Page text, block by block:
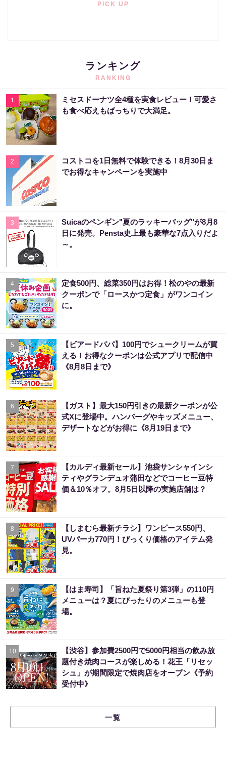
PICK UP
ランキング
RANKING
1
ミセスドーナツ全4種を実食レビュー！可愛さ
も食べ応えもばっちりで大満足。
2
コストコを1日無料で体験できる！8月30日ま
でお得なキャンペーンを実施中
3
Suicaのペンギン"夏のラッキーバッグ"が8月8
日に発売。Pensta史上最も豪華な7点入りだよ
～。
4
定食500円、総菜350円はお得！松のやの最新
クーポンで「ロースかつ定食」がワンコイン
に。
5
【ビアードパパ】100円でシュークリームが買
える！お得なクーポンは公式アプリで配信中
《8月8日まで》
6
【ガスト】最大150円引きの最新クーポンが公
式Xに登場中。ハンバーグやキッズメニュー、
デザートなどがお得に《8月19日まで》
7
【カルディ最新セール】池袋サンシャインシ
ティやグランデュオ蒲田などでコーヒー豆特
価＆10％オフ。8月5日以降の実施店舗は？
8
【しまむら最新チラシ】ワンピース550円、
UVパーカ770円！びっくり価格のアイテム発
見。
9
【はま寿司】「旨ねた夏祭り第3弾」の110円
メニューは？夏にぴったりのメニューも登
場。
10
【渋谷】参加費2500円で5000円相当の飲み放
題付き焼肉コースが楽しめる！花王「リセッ
シュ」が期間限定で焼肉店をオープン《予約
受付中》
一覧